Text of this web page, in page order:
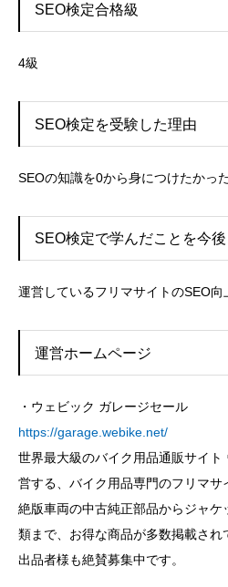
SEO検定合格級
4級
SEO検定を受験した理由
SEOの知識を0から身につけたかった
SEO検定で学んだことを今
運営しているフリマサイトのSEO向
運営ホームページ
・ウェビック ガレージセール
https://garage.webike.net/
世界最大級のバイク用品通販サイ
営する、バイク用品専門のフリマサ
絶版車両の中古純正部品からジャ
類まで、お得な商品が多数掲載され
出品者様も絶賛募集中です。